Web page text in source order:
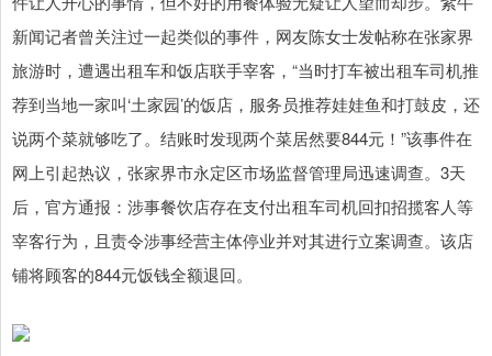
新闻记者曾关注过一起类似的事件，网友陈女士发帖称在张家界
旅游时，遭遇出租车和饭店联手宰客，“当时打车被出租车司机推
荐到当地一家叫‘土家园’的饭店，服务员推荐娃娃鱼和打鼓皮，还
说两个菜就够吃了。结账时发现两个菜居然要844元！”该事件在
网上引起热议，张家界市永定区市场监督管理局迅速调查。3天
后，官方通报：涉事餐饮店存在支付出租车司机回扣招揽客人等
宰客行为，且责令涉事经营主体停业并对其进行立案调查。该店
铺将顾客的844元饭钱全额退回。